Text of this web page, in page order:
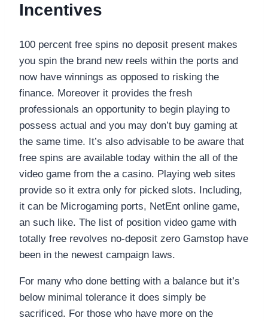
Incentives
100 percent free spins no deposit present makes
you spin the brand new reels within the ports and
now have winnings as opposed to risking the
finance. Moreover it provides the fresh
professionals an opportunity to begin playing to
possess actual and you may don’t buy gaming at
the same time. It’s also advisable to be aware that
free spins are available today within the all of the
video game from the a casino. Playing web sites
provide so it extra only for picked slots. Including,
it can be Microgaming ports, NetEnt online game,
an such like. The list of position video game with
totally free revolves no-deposit zero Gamstop have
been in the newest campaign laws.
For many who done betting with a balance but it’s
below minimal tolerance it does simply be
sacrificed. For those who have more on the